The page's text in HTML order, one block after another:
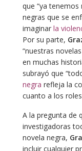
que “ya
negras que se
imaginar la
Por su parte,
“nuestras
en muchas
subrayó que
negra refleja la
cuanto a los
A la pregunta de
investigadoras
novela negra,
incluir cualquier